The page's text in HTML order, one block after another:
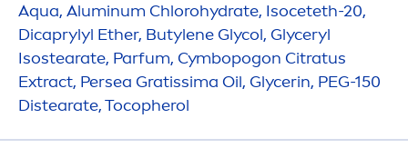
Aqua, Aluminum Chlorohydrate, Isoceteth-20,
Dicaprylyl Ether, Butylene Glycol, Glyceryl
Isostearate, Parfum, Cymbopogon Citratus
Extract, Persea Gratissima Oil, Glycerin, PEG-150
Distearate, Tocopherol